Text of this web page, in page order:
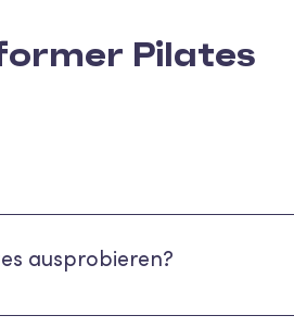
Pilates
zum ausprobieren buchen kannst.
ausprobieren?
mitbringen. Wir empfehlen die